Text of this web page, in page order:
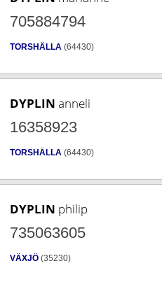
705884794
TORSHÄLLA (64430)
DYPLIN anneli
16358923
TORSHÄLLA (64430)
DYPLIN philip
735063605
VÄXJÖ (35230)